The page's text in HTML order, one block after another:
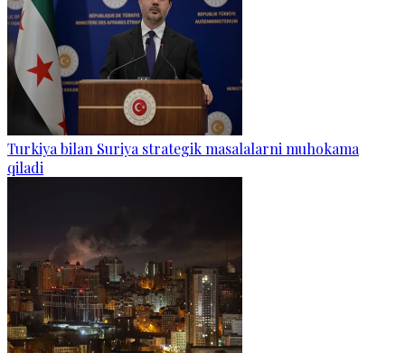
Turkiya bilan Suriya strategik masalalarni muhokama
qiladi